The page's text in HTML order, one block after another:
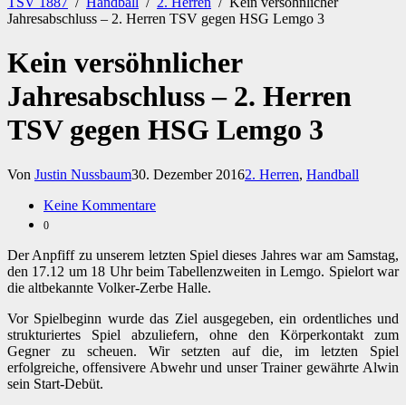
Jahresabschluss – 2. Herren TSV gegen HSG Lemgo 3
Kein versöhnlicher
Jahresabschluss – 2. Herren
TSV gegen HSG Lemgo 3
Von Justin Nussbaum30. Dezember 20162. Herren, Handball
Keine Kommentare
0
Der Anpfiff zu unserem letzten Spiel dieses Jahres war am Samstag,
den 17.12 um 18 Uhr beim Tabellenzweiten in Lemgo. Spielort war
die altbekannte Volker-Zerbe Halle.
Vor Spielbeginn wurde das Ziel ausgegeben, ein ordentliches und
strukturiertes Spiel abzuliefern, ohne den Körperkontakt zum
Gegner zu scheuen. Wir setzten auf die, im letzten Spiel
erfolgreiche, offensivere Abwehr und unser Trainer gewährte Alwin
sein Start-Debüt.